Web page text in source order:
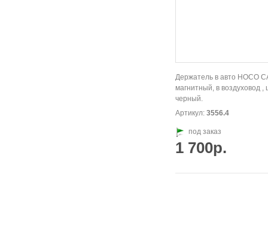
Держатель в авто HOCO
магнитный, в воздуховод ,
черный.
Артикул: 3556.4
под заказ
1 700р.